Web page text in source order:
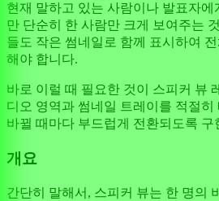
현재 말하고 있는 사람이나 발표자에
만 단순히 한 사람만 크게 보여주는
들도 작은 썸네일로 함께 표시하여
해야 합니다.
바로 이럴 때 필요한 것이 스피커 뷰
디오 영역과 썸네일 트레이를 적절
바뀔 때마다 부드럽게 전환되도록 구
개요
간단히 말해서, 스피커 뷰는 한 명의